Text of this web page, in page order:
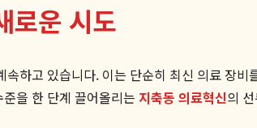
로운 시도
하고 있습니다. 이는 단순히 최신 의료 장
을 한 단계 끌어올리는 지축동 의료혁신의